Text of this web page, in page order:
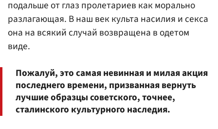
подальше от глаз пролетариев как морально
разлагающая. В наш век культа насилия и секса
она на всякий случай возвращена в одетом
виде.
Пожалуй, это самая невинная и милая акция
последнего времени, призванная вернуть
лучшие образцы советского, точнее,
сталинского культурного наследия.